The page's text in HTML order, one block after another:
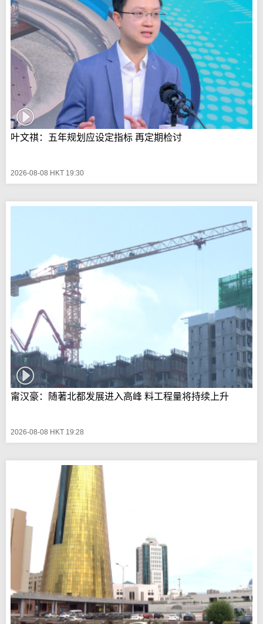
叶文祺：五年规划应设定指标 再定期检讨
2026-08-08 HKT 19:30
甯汉豪：随著北都发展进入高峰 料工程量将持续上升
2026-08-08 HKT 19:28